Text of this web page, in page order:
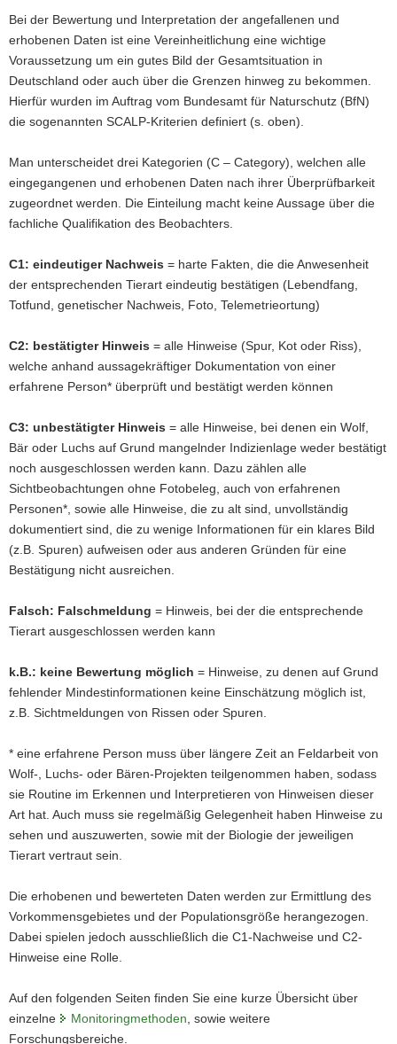
Bei der Bewertung und Interpretation der angefallenen und
erhobenen Daten ist eine Vereinheitlichung eine wichtige
Voraussetzung um ein gutes Bild der Gesamtsituation in
Deutschland oder auch über die Grenzen hinweg zu bekommen.
Hierfür wurden im Auftrag vom Bundesamt für Naturschutz (BfN)
die sogenannten SCALP-Kriterien definiert (s. oben).
Man unterscheidet drei Kategorien (C – Category), welchen alle
eingegangenen und erhobenen Daten nach ihrer Überprüfbarkeit
zugeordnet werden. Die Einteilung macht keine Aussage über die
fachliche Qualifikation des Beobachters.
C1: eindeutiger Nachweis = harte Fakten, die die Anwesenheit
der entsprechenden Tierart eindeutig bestätigen (Lebendfang,
Totfund, genetischer Nachweis, Foto, Telemetrieortung)
C2: bestätigter Hinweis = alle Hinweise (Spur, Kot oder Riss),
welche anhand aussagekräftiger Dokumentation von einer
erfahrene Person* überprüft und bestätigt werden können
C3: unbestätigter Hinweis = alle Hinweise, bei denen ein Wolf,
Bär oder Luchs auf Grund mangelnder Indizienlage weder bestätigt
noch ausgeschlossen werden kann. Dazu zählen alle
Sichtbeobachtungen ohne Fotobeleg, auch von erfahrenen
Personen*, sowie alle Hinweise, die zu alt sind, unvollständig
dokumentiert sind, die zu wenige Informationen für ein klares Bild
(z.B. Spuren) aufweisen oder aus anderen Gründen für eine
Bestätigung nicht ausreichen.
Falsch: Falschmeldung = Hinweis, bei der die entsprechende
Tierart ausgeschlossen werden kann
k.B.: keine Bewertung möglich = Hinweise, zu denen auf Grund
fehlender Mindestinformationen keine Einschätzung möglich ist,
z.B. Sichtmeldungen von Rissen oder Spuren.
* eine erfahrene Person muss über längere Zeit an Feldarbeit von
Wolf-, Luchs- oder Bären-Projekten teilgenommen haben, sodass
sie Routine im Erkennen und Interpretieren von Hinweisen dieser
Art hat. Auch muss sie regelmäßig Gelegenheit haben Hinweise zu
sehen und auszuwerten, sowie mit der Biologie der jeweiligen
Tierart vertraut sein.
Die erhobenen und bewerteten Daten werden zur Ermittlung des
Vorkommensgebietes und der Populationsgröße herangezogen.
Dabei spielen jedoch ausschließlich die C1-Nachweise und C2-
Hinweise eine Rolle.
Auf den folgenden Seiten finden Sie eine kurze Übersicht über
einzelne
Monitoringmethoden , sowie weitere
Forschungsbereiche.